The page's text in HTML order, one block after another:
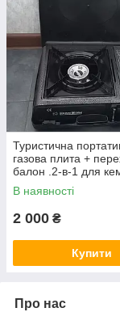
Туристична
газова плита +
балон .2-в-1 для
В наявності
2 000 ₴
Купити
Про нас